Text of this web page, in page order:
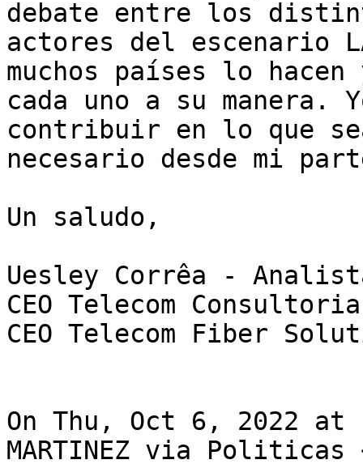
debate entre los
actores del escenario
muchos países lo hacen
cada uno a su manera.
contribuir en lo que
necesario desde mi
Un saludo,
Uesley Corrêa -
CEO Telecom
CEO Telecom Fiber
On Thu, Oct 6, 2022 at